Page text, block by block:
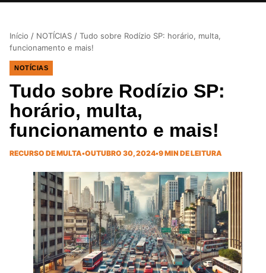
Início / NOTÍCIAS / Tudo sobre Rodízio SP: horário, multa,
funcionamento e mais!
NOTÍCIAS
Tudo sobre Rodízio SP:
horário, multa,
funcionamento e mais!
RECURSO DE MULTA•OUTUBRO 30, 2024•9 MIN DE LEITURA